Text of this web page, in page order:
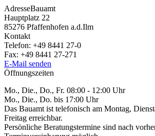
AdresseBauamt
Hauptplatz 22
85276 Pfaffenhofen a.d.Ilm
Kontakt
Telefon: +49 8441 27-0
Fax: +49 8441 27-271
E-Mail senden
Öffnungszeiten
Mo., Die., Do., Fr. 08:00 - 12:00 Uhr
Mo., Die., Do. bis 17:00 Uhr
Das Bauamt ist telefonisch am Montag,
Freitag erreichbar.
Persönliche Beratungstermine sind nach